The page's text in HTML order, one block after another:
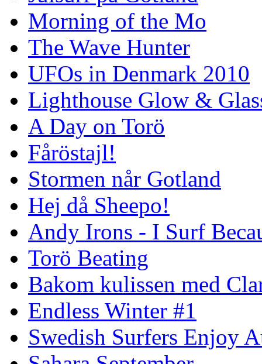
Morning of the Mo
The Wave Hunter
UFOs in Denmark 2010
Lighthouse Glow &
A Day on Torö
Fåröstajl!
Stormen når Gotland
Hej då Sheepo!
Andy Irons - I Surf
Torö Beating
Bakom kulissen med
Endless Winter #1
Swedish Surfers Enjoy